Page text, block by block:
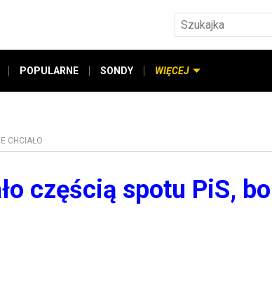
POPULARNE SONDY WIĘCEJ
CHCIAŁO
częścią spotu PiS, bo